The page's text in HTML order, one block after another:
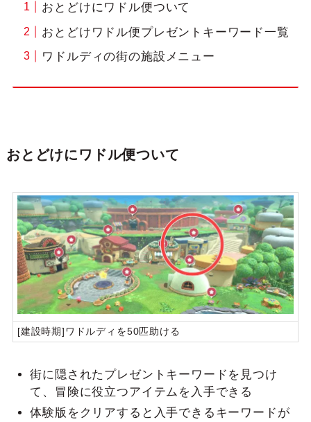
おとどけにワドル便ついて
おとどけワドル便プレゼントキーワード一覧
ワドルディの街の施設メニュー
おとどけにワドル便ついて
[建設時期]ワドルディを50匹助ける
街に隠されたプレゼントキーワードを見つけ
て、冒険に役立つアイテムを入手できる
体験版をクリアすると入手できるキーワードが